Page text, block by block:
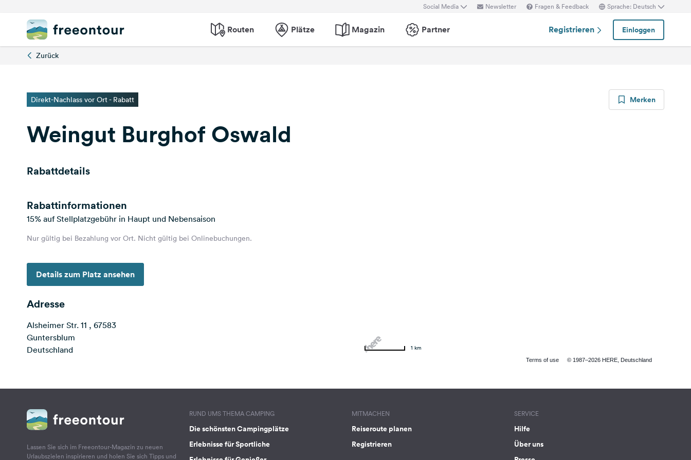
Social Media Newsletter Fragen & Feedback Sprache: Deutsch
Routen Plätze Magazin Partner Registrieren Einloggen
Zurück
Direkt-Nachlass vor Ort - Rabatt Merken
Weingut Burghof Oswald
Rabattdetails
Rabattinformationen
15% auf Stellplatzgebühr in Haupt und Nebensaison
Nur gültig bei Bezahlung vor Ort. Nicht gültig bei Onlinebuchungen.
Details zum Platz ansehen
Adresse
Alsheimer Str. 11 , 67583
Guntersblum
Deutschland
Terms of use © 1987–2026 HERE, Deutschland
1 km
Lassen Sie sich im Freeontour-Magazin zu neuen
Urlaubszielen inspirieren und holen Sie sich Tipps und
RUND UMS THEMA CAMPING
Die schönsten Campingplätze
Erlebnisse für Sportliche
MITMACHEN
Reiseroute planen
Registrieren
SERVICE
Hilfe
Über uns